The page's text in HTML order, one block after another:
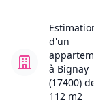
d'un
à Bignay
(17400)
112 m2